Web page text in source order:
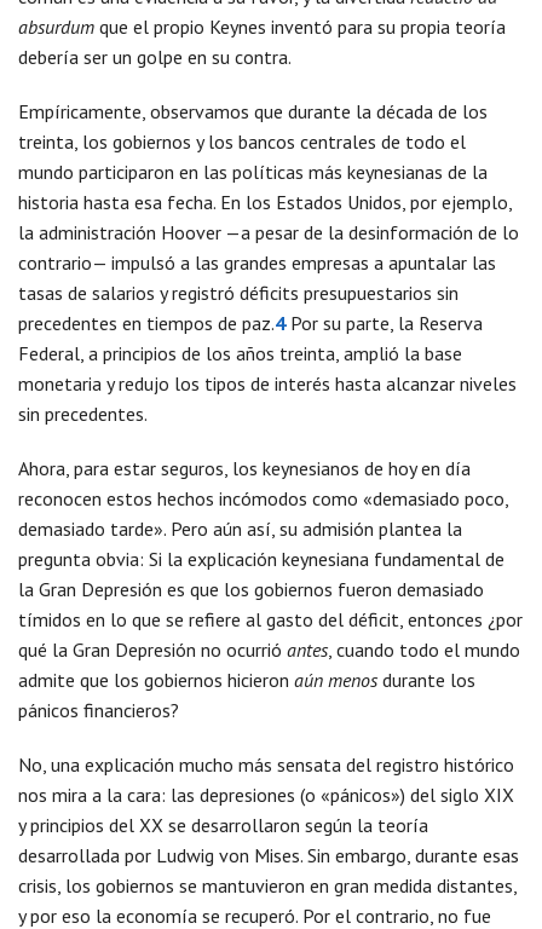
absurdum que el propio Keynes inventó para su propia teoría
debería ser un golpe en su contra.
Empíricamente, observamos que durante la década de los
treinta, los gobiernos y los bancos centrales de todo el
mundo participaron en las políticas más keynesianas de la
historia hasta esa fecha. En los Estados Unidos, por ejemplo,
la administración Hoover —a pesar de la desinformación de lo
contrario— impulsó a las grandes empresas a apuntalar las
tasas de salarios y registró déficits presupuestarios sin
precedentes en tiempos de paz.4Por su parte, la Reserva
Federal, a principios de los años treinta, amplió la base
monetaria y redujo los tipos de interés hasta alcanzar niveles
sin precedentes.
Ahora, para estar seguros, los keynesianos de hoy en día
reconocen estos hechos incómodos como «demasiado poco,
demasiado tarde». Pero aún así, su admisión plantea la
pregunta obvia: Si la explicación keynesiana fundamental de
la Gran Depresión es que los gobiernos fueron demasiado
tímidos en lo que se refiere al gasto del déficit, entonces ¿por
qué la Gran Depresión no ocurrió antes , cuando todo el mundo
admite que los gobiernos hicieron aún menos durante los
pánicos financieros?
No, una explicación mucho más sensata del registro histórico
nos mira a la cara: las depresiones (o «pánicos») del siglo XIX
y principios del XX se desarrollaron según la teoría
desarrollada por Ludwig von Mises. Sin embargo, durante esas
crisis, los gobiernos se mantuvieron en gran medida distantes,
y por eso la economía se recuperó. Por el contrario, no fue